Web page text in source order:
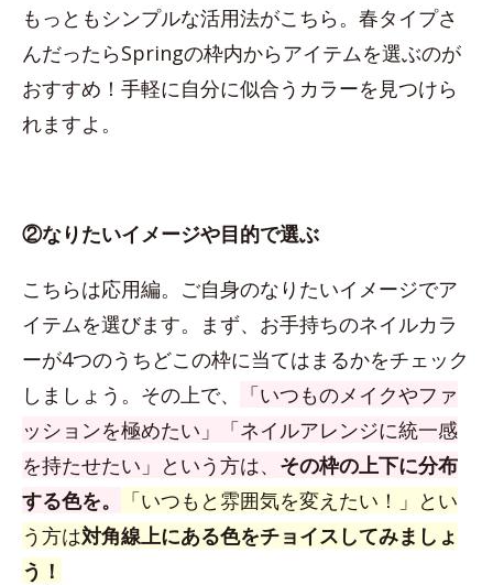
もっともシンプルな活用法がこちら。春タイプさ
んだったらSpringの枠内からアイテムを選ぶのが
おすすめ！手軽に自分に似合うカラーを見つけら
れますよ。
②なりたいイメージや目的で選ぶ
こちらは応用編。ご自身のなりたいイメージでア
イテムを選びます。まず、お手持ちのネイルカラ
ーが4つのうちどこの枠に当てはまるかをチェック
しましょう。その上で、
「いつものメイクやファ
ッションを極めたい」「ネイルアレンジに統一感
を持たせたい」という方は、 その枠の上下に分布
する色を。
「いつもと雰囲気を変えたい！」とい
う方は対角線上にある色をチョイスしてみましょ
う！